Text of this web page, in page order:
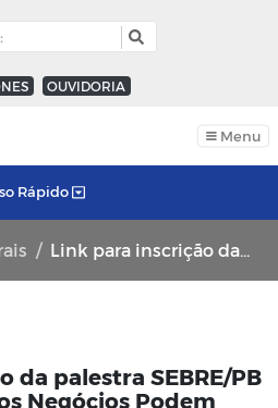
OUVIDORIA
Menu
Rápido
Link para inscrição da palestra SEBRE/PB Como Os Pequenos Negócios Podem Vender Para O Governo
da palestra SEBRE/PB
Negócios Podem